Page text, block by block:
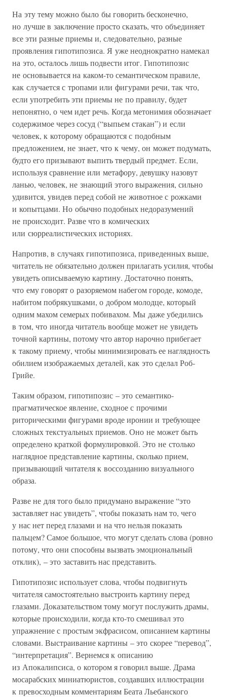
На эту тему можно было бы говорить бесконечно,
но лучше в заключение просто сказать, что объединяет
все эти разные приемы и, следовательно, разные
проявления гипотипозиса. Я уже неоднократно намекал
на это, осталось лишь подвести итог. Гипотипозис
не основывается на каком-то семантическом правиле,
как случается с тропами или фигурами речи, так что,
если употребить эти приемы не по правилу, будет
непонятно, о чем идет речь. Когда метонимия обозначает
содержимое через сосуд (“выпьем стакан”) и если
человек, к которому обращаются с подобным
предложением, не знает, что к чему, он может подумать,
будто его призывают выпить твердый предмет. Если,
используя сравнение или метафору, девушку назовут
ланью, человек, не знающий этого выражения, сильно
удивится, увидев перед собой не животное с рожками
и копытцами. Но обычно подобных недоразумений
не происходит. Разве что в комических
или сюрреалистических историях.
Напротив, в случаях гипотипозиса, приведенных выше,
читатель не обязательно должен прилагать усилия, чтобы
увидеть описываемую картину. Достаточно понять,
что ему говорят о разоряемом набегом городе, комоде,
набитом побрякушками, о добром молодце, который
одним махом семерых побивахом. Мы даже убедились
в том, что иногда читатель вообще может не увидеть
точной картины, потому что автор нарочно прибегает
к такому приему, чтобы минимизировать ее наглядность
обилием изображаемых деталей, как это сделал Роб-
Грийе.
Таким образом, гипотипозис – это семантико-
прагматическое явление, сходное с прочими
риторическими фигурами вроде иронии и требующее
сложных текстуальных приемов. Оно не может быть
определено краткой формулировкой. Это не столько
наглядное представление картины, сколько прием,
призывающий читателя к воссозданию визуального
образа.
Разве не для того было придумано выражение “это
заставляет нас увидеть”, чтобы показать нам то, чего
у нас нет перед глазами и на что нельзя показать
пальцем? Самое большое, что могут сделать слова (ровно
потому, что они способны вызвать эмоциональный
отклик), – это заставить нас представить.
Гипотипозис использует слова, чтобы подвигнуть
читателя самостоятельно выстроить картину перед
глазами. Доказательством тому могут послужить драмы,
которые происходили, когда кто-то смешивал это
упражнение с простым экфрасисом, описанием картины
словами. Выстраивание картины – это скорее “перевод”,
“интерпретация”. Вернемся к описанию
из Апокалипсиса, о котором я говорил выше. Драма
мосарабских миниатюристов, создавших иллюстрации
к превосходным комментариям Беата Льебанского